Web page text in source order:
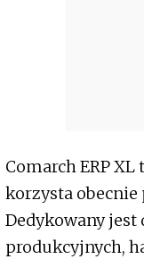
Comarch ERP XL
korzysta obecnie
Dedykowany
produkcyjnych,